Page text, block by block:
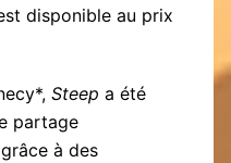
disponible au prix
Steep a été
partage
à des